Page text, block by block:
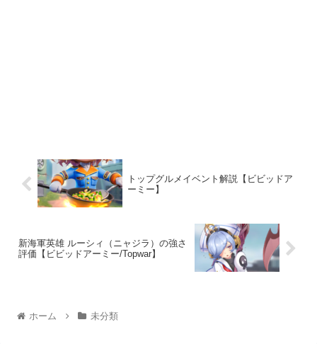
トップグルメイベント解説【ビビッドア
ーミー】
新海軍英雄 ルーシィ（ニャジラ）の強さ
評価【ビビッドアーミー/Topwar】
ホーム 未分類